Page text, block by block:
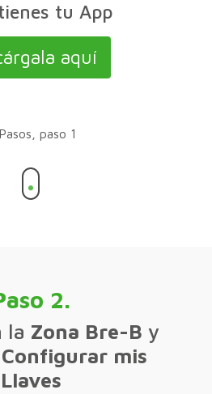
tu App
aquí
2.
la Zona Bre-B y
Configurar mis
Llaves